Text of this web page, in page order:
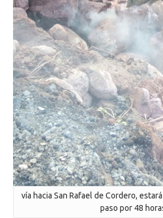
vía hacia San Rafael de Cordero,
paso por 48